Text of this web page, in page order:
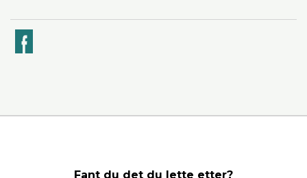
Fant du det du lette etter?